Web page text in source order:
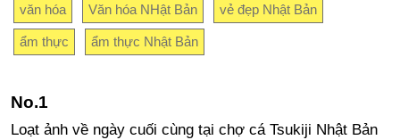
văn hóa Văn hóa NHật Bản vẻ đẹp Nhật Bản
ẩm thực ẩm thực Nhật Bản
Loạt ảnh về ngày cuối cùng tại chợ cá Tsukiji Nhật Bản